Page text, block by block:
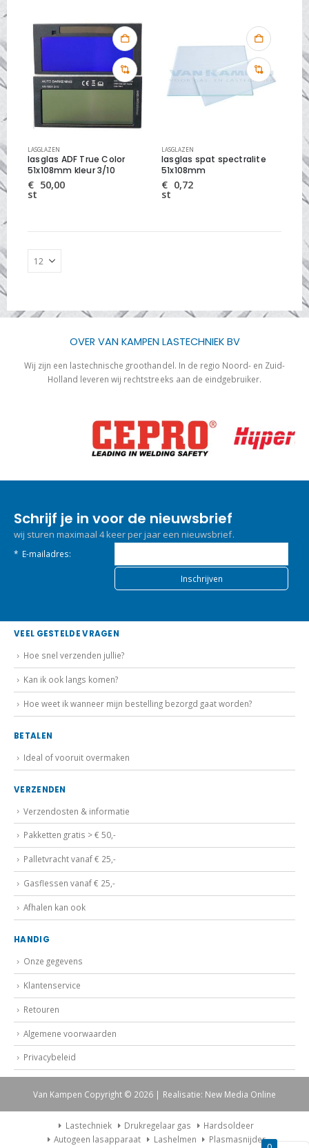
LASGLAZEN
lasglas ADF True Color
51x108mm kleur 3/10
€ 50,00
st
LASGLAZEN
lasglas spat spectralite
51x108mm
€ 0,72
st
OVER VAN KAMPEN LASTECHNIEK BV
Wij zijn een lastechnische groothandel. In de regio Noord- en Zuid-
Holland leveren wij rechtstreeks aan de eindgebruiker.
Schrijf je in voor de nieuwsbrief
wij sturen maximaal 4 keer per jaar een nieuwsbrief.
* E-mailadres:
VEEL GESTELDE VRAGEN
Hoe snel verzenden jullie?
Kan ik ook langs komen?
Hoe weet ik wanneer mijn bestelling bezorgd gaat worden?
BETALEN
Ideal of vooruit overmaken
VERZENDEN
Verzendosten & informatie
Pakketten gratis > € 50,-
Palletvracht vanaf € 25,-
Gasflessen vanaf € 25,-
Afhalen kan ook
HANDIG
Onze gegevens
Klantenservice
Retouren
Algemene voorwaarden
Privacybeleid
Van Kampen Copyright © 2026 | Realisatie: New Media Online
Lastechniek Drukregelaar gas
Hardsoldeer
Autogeen lasapparaat
Lashelmen
Plasmasnijder